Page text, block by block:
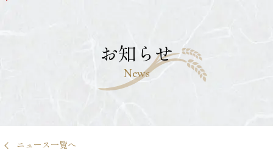
す
お知らせ
News
ニュース一覧へ